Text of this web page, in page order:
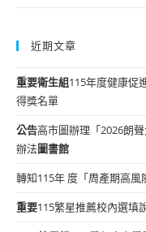
近期文章
重要衛生組115年度健康促
得獎名單
公告高市圖辦理「2026朗
辦法圖書館
轉知115年 度「周產期高風
重要115繁星推薦校內選填